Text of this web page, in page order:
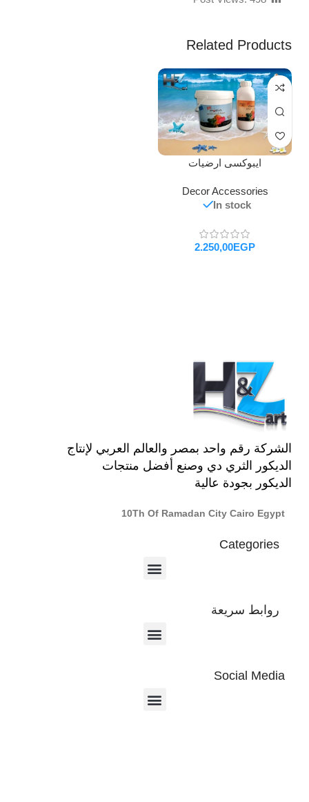
Related Products
ايبوكسى ارضيات
Decor Accessories
In stock
EGP
الشركة رقم واحد بمصر والعالم العربي لإنتاج
الديكور الثري دي وصنع أفضل منتجات
الديكور بجودة عالية
10Th Of Ramadan City Cairo Egypt
Categories
روابط سريعة
Social Media